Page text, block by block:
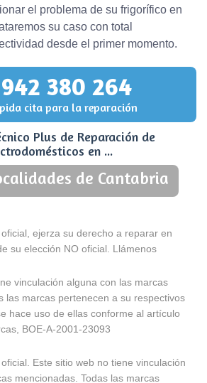
el problema de su frigorífico en
su caso con total
desde el primer momento.
942 380 264
cita para la reparación
Plus de Reparación de
en ...
de Cantabria
ejerza su derecho a reparar en
su elección NO oficial. Llámenos
vinculación alguna con las marcas
las marcas pertenecen a su respectivos
hace uso de ellas conforme al artículo
BOE-A-2001-23093
Este sitio web no tiene vinculación
mencionadas. Todas las marcas